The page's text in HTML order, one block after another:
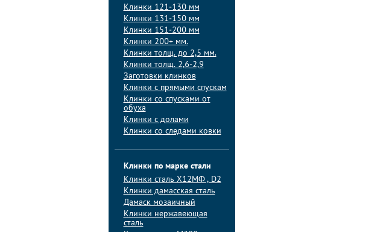
Клинки 121-130 мм
Клинки 131-150 мм
Клинки 151-200 мм
Клинки 200+ мм.
Клинки толщ. до 2,5 мм.
Клинки толщ. 2,6-2,9
Заготовки клинков
Клинки с прямыми спускам
Клинки со спусками от
обуха
Клинки с долами
Клинки со следами ковки
Клинки по марке стали
Клинки сталь Х12МФ , D2
Клинки дамасская сталь
Дамаск мозаичный
Клинки нержавеющая
сталь